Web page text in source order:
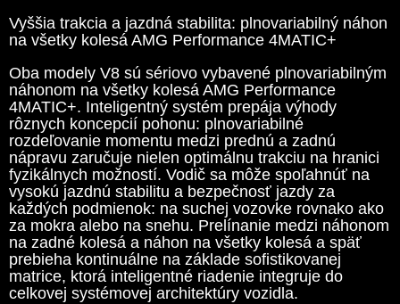
Vyššia trakcia a jazdná stabilita: plnovariabilný náhon
na všetky kolesá AMG Performance 4MATIC+
Oba modely V8 sú sériovo vybavené plnovariabilným
náhonom na všetky kolesá AMG Performance
4MATIC+. Inteligentný systém prepája výhody
rôznych koncepcií pohonu: plnovariabilné
rozdeľovanie momentu medzi prednú a zadnú
nápravu zaručuje nielen optimálnu trakciu na hranici
fyzikálnych možností. Vodič sa môže spoľahnúť na
vysokú jazdnú stabilitu a bezpečnosť jazdy za
každých podmienok: na suchej vozovke rovnako ako
za mokra alebo na snehu. Prelínanie medzi náhonom
na zadné kolesá a náhon na všetky kolesá a späť
prebieha kontinuálne na základe sofistikovanej
matrice, ktorá inteligentné riadenie integruje do
celkovej systémovej architektúry vozidla.